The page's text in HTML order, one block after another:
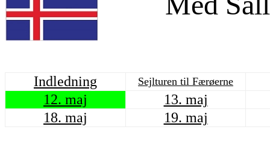
Indledning Sejlturen til Færøerne
12. maj
13. maj
18. maj
19. maj